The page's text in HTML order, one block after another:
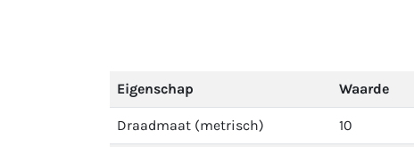
Eigenschap Waarde
Draadmaat (metrisch) 10